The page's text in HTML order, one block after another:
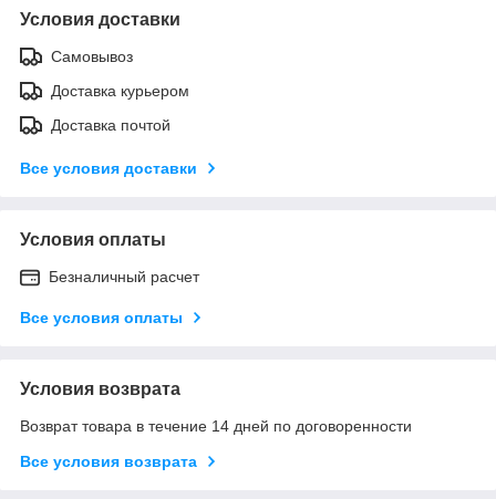
Условия доставки
Самовывоз
Доставка курьером
Доставка почтой
Все условия доставки
Условия оплаты
Безналичный расчет
Все условия оплаты
Условия возврата
Возврат товара в течение 14 дней по договоренности
Все условия возврата